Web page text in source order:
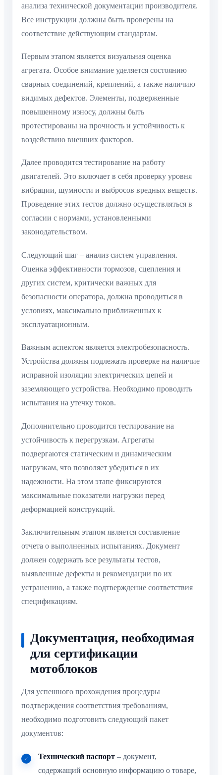
анализа технической документации производителя.
Все инструкции должны быть проверены на
соответствие действующим стандартам.
Первым этапом является визуальная оценка
агрегата. Особое внимание уделяется состоянию
сварных соединений, креплений, а также наличию
видимых дефектов. Элементы, подверженные
повышенному износу, должны быть
протестированы на прочность и устойчивость к
воздействию внешних факторов.
Далее проводится тестирование на работу
двигателей. Это включает в себя проверку уровня
вибрации, шумности и выбросов вредных веществ.
Проведение этих тестов должно осуществляться в
согласии с нормами, установленными
законодательством.
Следующий шаг – анализ систем управления.
Оценка эффективности тормозов, сцепления и
других систем, критически важных для
безопасности оператора, должна проводиться в
условиях, максимально приближенных к
эксплуатационным.
Важным аспектом является электробезопасность.
Устройства должны подлежать проверке на наличие
исправной изоляции электрических цепей и
заземляющего устройства. Необходимо проводить
испытания на утечку токов.
Дополнительно проводится тестирование на
устойчивость к перегрузкам. Агрегаты
подвергаются статическим и динамическим
нагрузкам, что позволяет убедиться в их
надежности. На этом этапе фиксируются
максимальные показатели нагрузки перед
деформацией конструкций.
Заключительным этапом является составление
отчета о выполненных испытаниях. Документ
должен содержать все результаты тестов,
выявленные дефекты и рекомендации по их
устранению, а также подтверждение соответствия
спецификациям.
Документация, необходимая
для сертификации
мотоблоков
Для успешного прохождения процедуры
подтверждения соответствия требованиям,
необходимо подготовить следующий пакет
документов:
Технический паспорт – документ,
содержащий основную информацию о товаре,